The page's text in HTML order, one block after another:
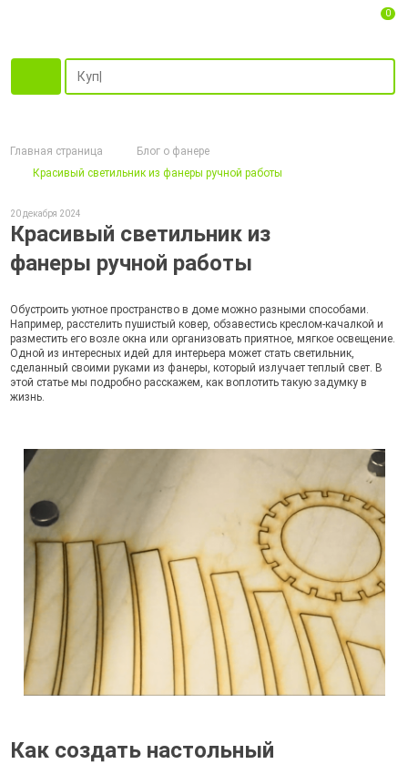
0
Главная страница
Блог о фанере
Красивый светильник из фанеры ручной работы
20 декабря 2024
Красивый светильник из
фанеры ручной работы
Обустроить уютное пространство в доме можно разными способами.
Например, расстелить пушистый ковер, обзавестись креслом-качалкой и
разместить его возле окна или организовать приятное, мягкое освещение.
Одной из интересных идей для интерьера может стать светильник,
сделанный своими руками из фанеры, который излучает теплый свет. В
этой статье мы подробно расскажем, как воплотить такую задумку в
жизнь.
Как создать настольный